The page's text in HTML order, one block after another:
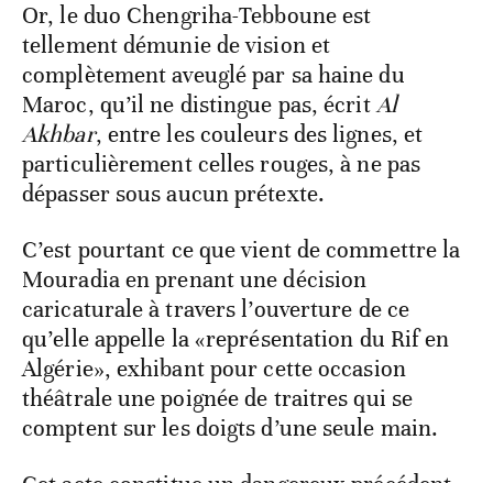
Or, le duo Chengriha-Tebboune est
tellement démunie de vision et
complètement aveuglé par sa haine du
Maroc, qu’il ne distingue pas, écritAl
Akhbar, entre les couleurs des lignes, et
particulièrement celles rouges, à ne pas
dépasser sous aucun prétexte.
C’est pourtant ce que vient de commettre la
Mouradia en prenant une décision
caricaturale à travers l’ouverture de ce
qu’elle appelle la «représentation du Rif en
Algérie», exhibant pour cette occasion
théâtrale une poignée de traitres qui se
comptent sur les doigts d’une seule main.